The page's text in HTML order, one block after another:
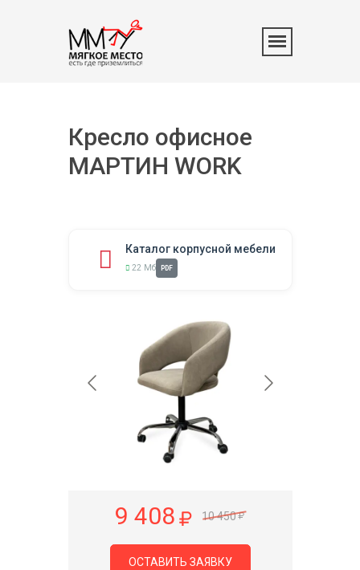
Кресло офисное
МАРТИН WORK
Каталог корпусной мебели
22 Мб PDF
9 408 10 450
ОСТАВИТЬ ЗАЯВКУ